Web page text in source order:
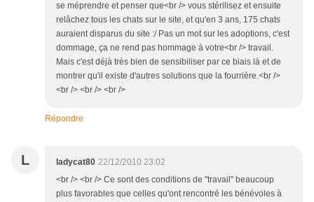
se méprendre et penser que<br /> vous stérilisez et ensuite
relâchez tous les chats sur le site, et qu'en 3 ans, 175 chats
auraient disparus du site :/ Pas un mot sur les adoptions, c'est
dommage, ça ne rend pas hommage à votre<br /> travail.
Mais c'est déjà très bien de sensibiliser par ce biais là et de
montrer qu'il existe d'autres solutions que la fourrière.<br />
<br /> <br /> <br />
Répondre
L ladycat80 22/12/2010 23:02
<br /> <br /> Ce sont des conditions de "travail" beaucoup
plus favorables que celles qu'ont rencontré les bénévoles à